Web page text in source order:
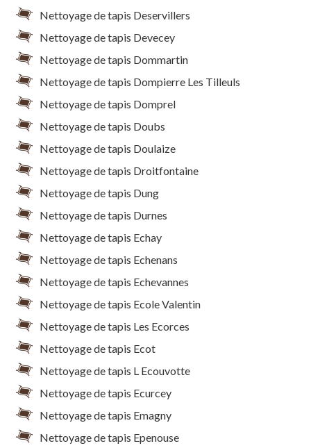
Nettoyage de tapis Deservillers
Nettoyage de tapis Devecey
Nettoyage de tapis Dommartin
Nettoyage de tapis Dompierre Les Tilleuls
Nettoyage de tapis Domprel
Nettoyage de tapis Doubs
Nettoyage de tapis Doulaize
Nettoyage de tapis Droitfontaine
Nettoyage de tapis Dung
Nettoyage de tapis Durnes
Nettoyage de tapis Echay
Nettoyage de tapis Echenans
Nettoyage de tapis Echevannes
Nettoyage de tapis Ecole Valentin
Nettoyage de tapis Les Ecorces
Nettoyage de tapis Ecot
Nettoyage de tapis L Ecouvotte
Nettoyage de tapis Ecurcey
Nettoyage de tapis Emagny
Nettoyage de tapis Epenouse